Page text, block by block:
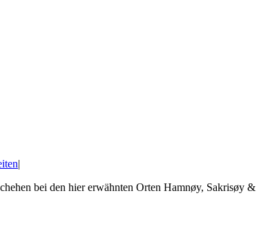
|
bei den hier erwähnten Orten Hamnøy, Sakrisøy &